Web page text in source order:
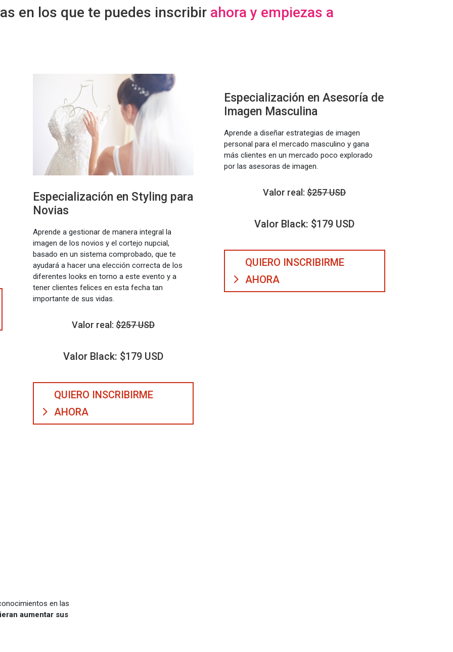
en los que te puedes inscribir ahora y empiezas a
Especialización en Styling para
Novias
Aprende a gestionar de manera integral la
imagen de los novios y el cortejo nupcial,
basado en un sistema comprobado, que te
ayudará a hacer una elección correcta de los
diferentes looks en torno a este evento y a
tener clientes felices en esta fecha tan
importante de sus vidas.
Valor real: $257 USD
Valor Black: $179 USD
QUIERO INSCRIBIRME
AHORA
Especialización en Asesoría de
Imagen Masculina
Aprende a diseñar estrategias de imagen
personal para el mercado masculino y gana
más clientes en un mercado poco explorado
por las asesoras de imagen.
Valor real:$257 USD
Valor Black: $179 USD
QUIERO INSCRIBIRME
AHORA
en las
aumentar sus